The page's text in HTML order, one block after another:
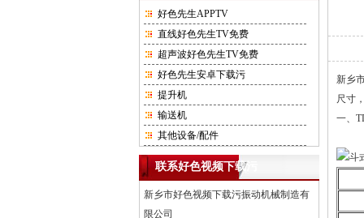
好色先生APPTV
直线好色先生TV免费
超声波好色先生TV免费
好色先生安卓下载污
提升机
输送机
其他设备/配件
联系好色视频下载污
新乡市好色视频下载污振动机械制造有
限公司
新乡
尺寸
一、